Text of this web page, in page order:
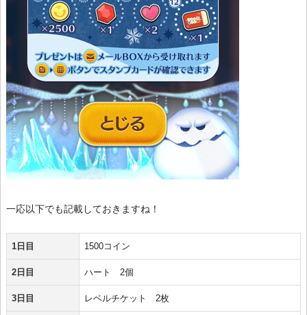
一応以下でも記載しておきますね！
1日目 1500コイン
2日目 ハート 2個
3日目 レベルチケット 2枚